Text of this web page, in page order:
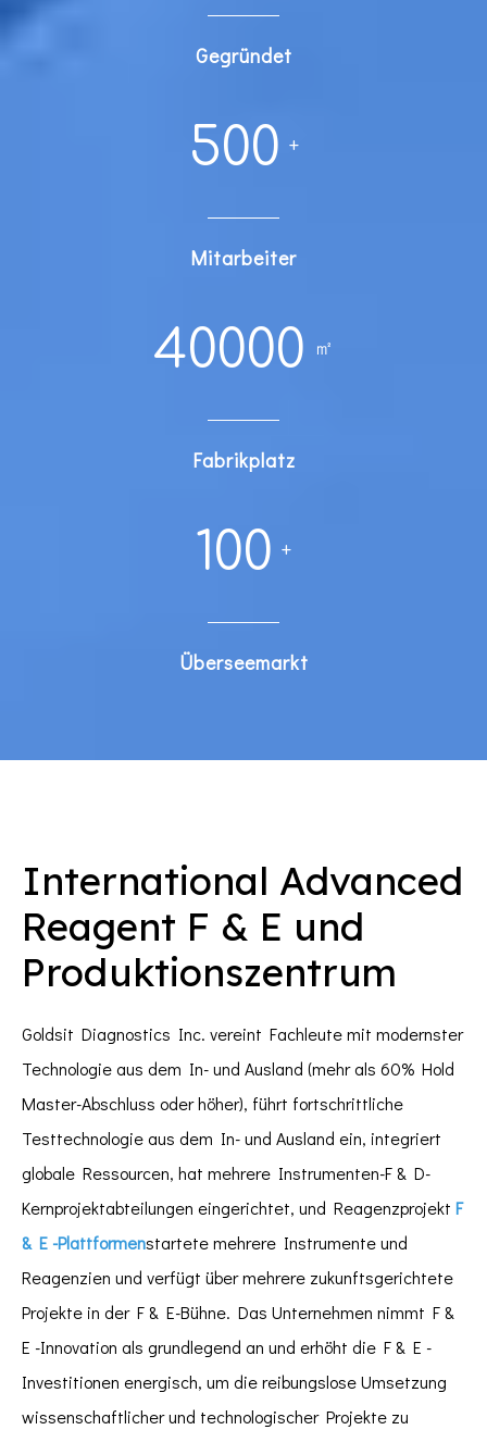
Gegründet
500 +
Mitarbeiter
40000 ㎡
Fabrikplatz
100 +
Überseemarkt
International Advanced
Reagent F & E und
Produktionszentrum
Goldsit Diagnostics Inc. vereint Fachleute mit modernster
Technologie aus dem In- und Ausland (mehr als 60% Hold
Master-Abschluss oder höher), führt fortschrittliche
Testtechnologie aus dem In- und Ausland ein, integriert
globale Ressourcen, hat mehrere Instrumenten-F & D-
Kernprojektabteilungen eingerichtet, und Reagenzprojekt F
& E -Plattformenstartete mehrere Instrumente und
Reagenzien und verfügt über mehrere zukunftsgerichtete
Projekte in der F & E-Bühne. Das Unternehmen nimmt F &
E -Innovation als grundlegend an und erhöht die F & E -
Investitionen energisch, um die reibungslose Umsetzung
wissenschaftlicher und technologischer Projekte zu